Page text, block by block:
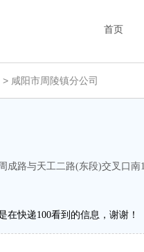
首页
> 咸阳市周陵镇分公司
成路与天工二路(东段)交叉口南
在快递100看到的信息，谢谢！